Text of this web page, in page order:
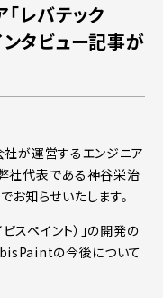
レバテック
タビュー記事が
社が運営するエンジニア
弊社代表である神谷栄治
お知らせいたします。
スペイント）」の開発の
の今後について